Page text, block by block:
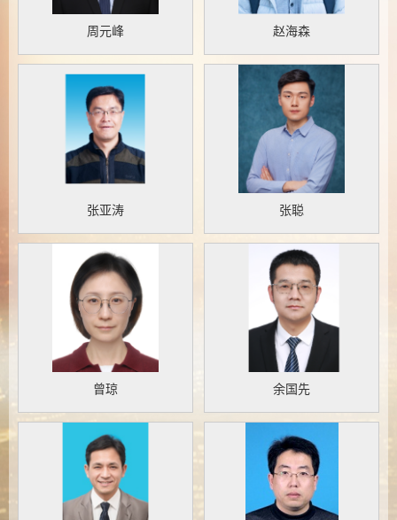
周元峰 赵海森
张亚涛 张聪
曾琼 余国先